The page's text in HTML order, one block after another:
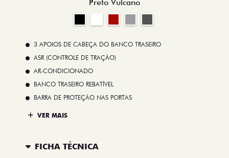
Preto Vulcano
3 APOIOS DE CABEÇA DO BANCO TRASEIRO
ASR (CONTROLE DE TRAÇÃO)
AR-CONDICIONADO
BANCO TRASEIRO REBATÍVEL
BARRA DE PROTEÇÃO NAS PORTAS
VER MAIS
FICHA TÉCNICA